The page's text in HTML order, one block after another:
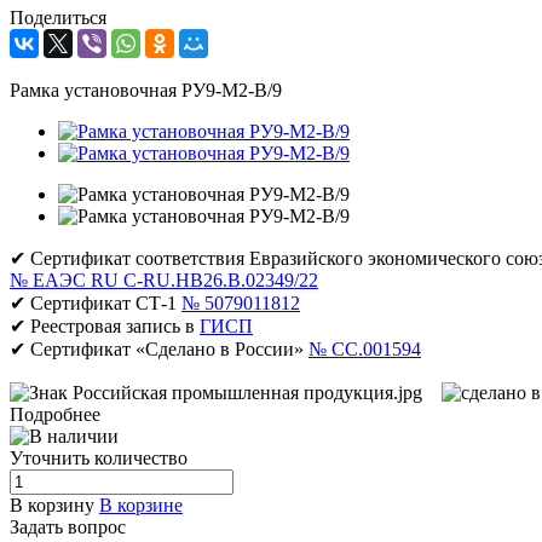
Поделиться
Рамка установочная РУ9-М2-В/9
✔ Сертификат соответствия Евразийского экономического
№ ЕАЭС RU C-RU.НВ26.В.02349/22
✔ Сертификат СТ-1 № 5079011812
✔ Реестровая запись в ГИСП
✔ Сертификат «Сделано в России» № CC.001594
Подробнее
Уточнить количество
В корзину В корзине
Задать вопрос